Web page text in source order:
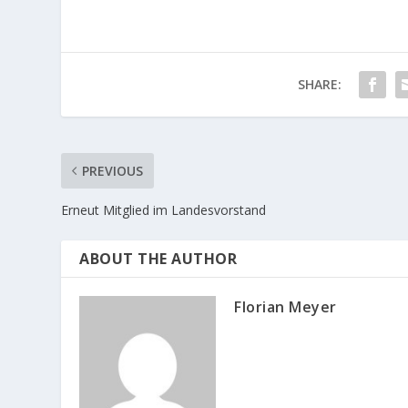
SHARE:
PREVIOUS
Erneut Mitglied im Landesvorstand
ABOUT THE AUTHOR
Florian Meyer